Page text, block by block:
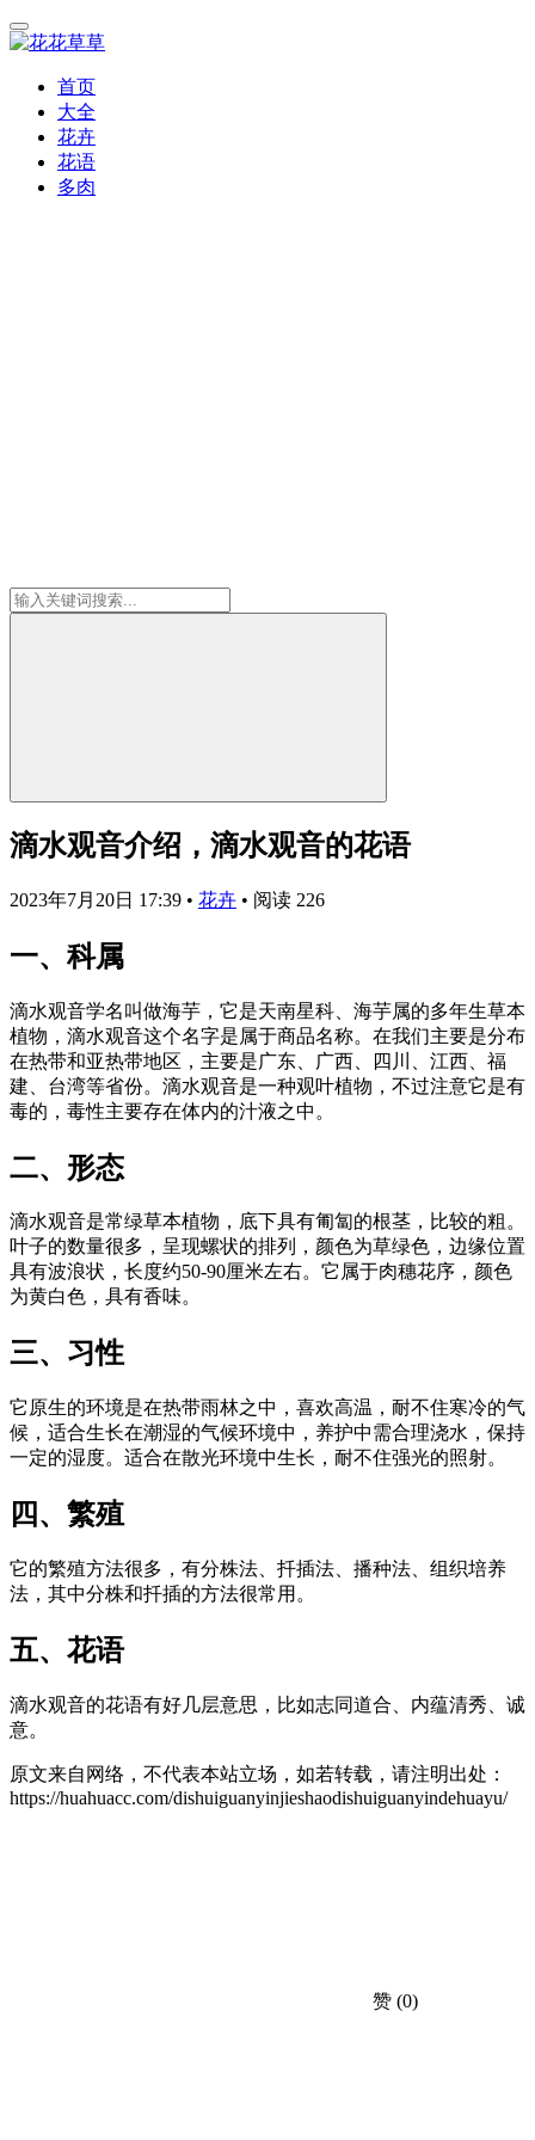
首页
大全
花卉
花语
多肉
滴水观音介绍，滴水观音的花语
2023年7月20日 17:39 • 花卉 • 阅读 226
一、科属
滴水观音学名叫做海芋，它是天南星科、海芋属的多年生草本
植物，滴水观音这个名字是属于商品名称。在我们主要是分布
在热带和亚热带地区，主要是广东、广西、四川、江西、福
建、台湾等省份。滴水观音是一种观叶植物，不过注意它是有
毒的，毒性主要存在体内的汁液之中。
二、形态
滴水观音是常绿草本植物，底下具有匍匐的根茎，比较的粗。
叶子的数量很多，呈现螺状的排列，颜色为草绿色，边缘位置
具有波浪状，长度约50-90厘米左右。它属于肉穗花序，颜色
为黄白色，具有香味。
三、习性
它原生的环境是在热带雨林之中，喜欢高温，耐不住寒冷的气
候，适合生长在潮湿的气候环境中，养护中需合理浇水，保持
一定的湿度。适合在散光环境中生长，耐不住强光的照射。
四、繁殖
它的繁殖方法很多，有分株法、扦插法、播种法、组织培养
法，其中分株和扦插的方法很常用。
五、花语
滴水观音的花语有好几层意思，比如志同道合、内蕴清秀、诚
意。
原文来自网络，不代表本站立场，如若转载，请注明出处：
https://huahuacc.com/dishuiguanyinjieshaodishuiguanyindehuayu/
赞 (0)